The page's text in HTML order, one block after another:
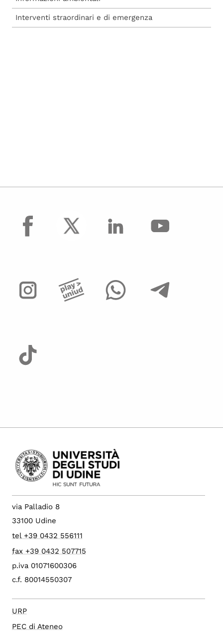
Interventi straordinari e di emergenza
facebook
via Palladio 8
33100 Udine
tel +39 0432 556111
fax +39 0432 507715
p.iva 01071600306
c.f. 80014550307
URP
PEC di Ateneo